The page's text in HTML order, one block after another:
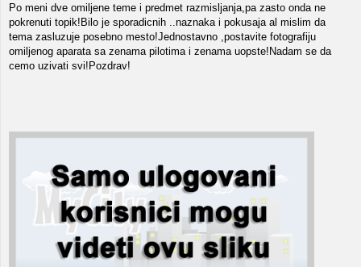
Po meni dve omiljene teme i predmet razmisljanja,pa zasto onda ne
pokrenuti topik!Bilo je sporadicnih ..naznaka i pokusaja al mislim da
tema zasluzuje posebno mesto!Jednostavno ,postavite fotografiju
omiljenog aparata sa zenama pilotima i zenama uopste!Nadam se da
cemo uzivati svi!Pozdrav!